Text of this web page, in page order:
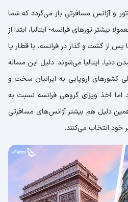
و آژانس مسافرتی باز می‌گردد که شما
بیشتر تورهای فرانسه- ایتالیا، ابتدا از
پس از گشت و گذار در فرانسه، با قطار یا
دنیا، ایتالیا می‌شوند. دلیل این مساله
کشورهای اروپایی به ایرانیان سخت و
اخذ ویزای گروهی فرانسه نسبت به
دلیل هم بیشتر آژانس‌های مسافرتی
خود انتخاب می‌کنند.